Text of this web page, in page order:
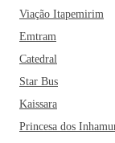
Viação Itapemirim
Emtram
Catedral
Star Bus
Kaissara
Princesa dos